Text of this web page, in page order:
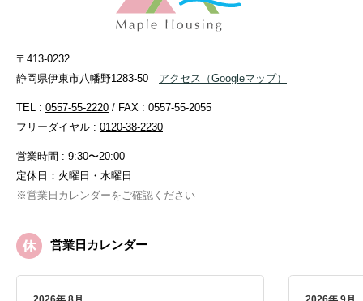
〒413-0232
静岡県伊東市八幡野1283-50
アクセス （Googleマップ）
TEL : 0557-55-2220 / FAX : 0557-55-2055
フリーダイヤル : 0120-38-2230
営業時間 : 9:30〜20:00
定休日：火曜日・水曜日
※営業日カレンダーをご確認ください
営業日カレンダー